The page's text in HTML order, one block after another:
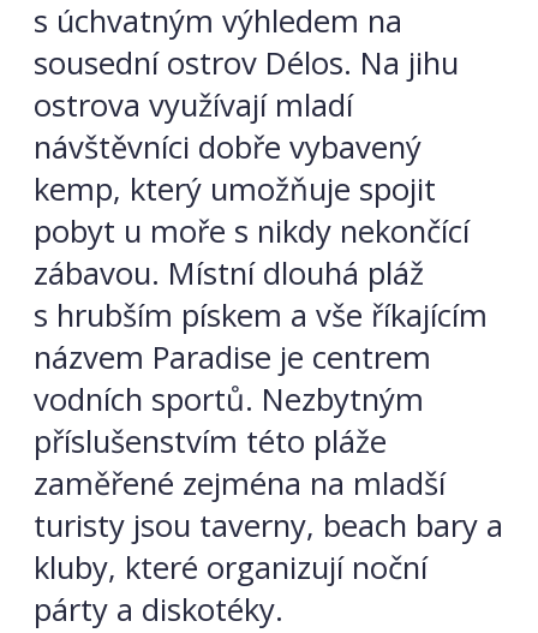
s úchvatným výhledem na
sousední ostrov Délos. Na jihu
ostrova využívají mladí
návštěvníci dobře vybavený
kemp, který umožňuje spojit
pobyt u moře s nikdy nekončící
zábavou. Místní dlouhá pláž
s hrubším pískem a vše říkajícím
názvem Paradise je centrem
vodních sportů. Nezbytným
příslušenstvím této pláže
zaměřené zejména na mladší
turisty jsou taverny, beach bary a
kluby, které organizují noční
párty a diskotéky.